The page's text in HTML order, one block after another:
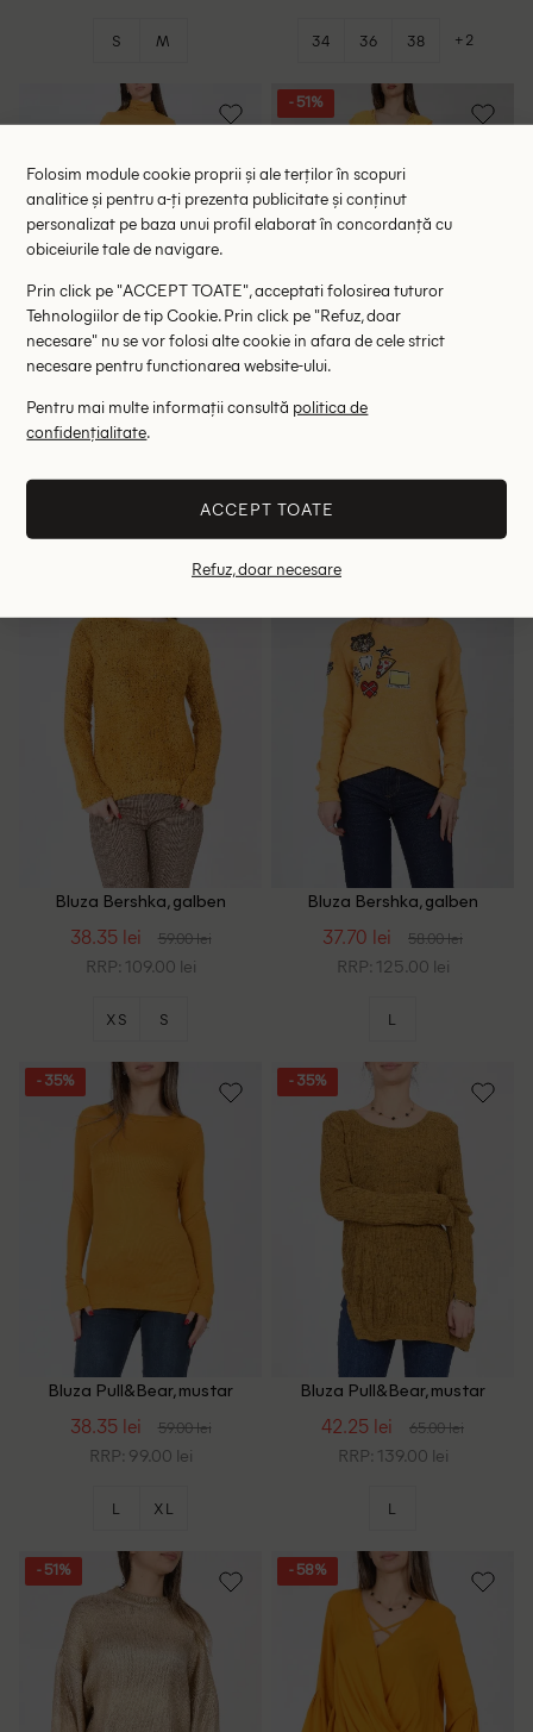
S M 34 36 38 +2
Bluza Bershka, galben mustar
48.00 lei
RRP: 99.00 lei
- 51%
Bluza River Island, galben
RRP: 209.00 lei
Bluza Bershka, galben
38.35 lei 59.00 lei
RRP: 109.00 lei
XS S
Bluza Bershka, galben
37.70 lei 58.00 lei
RRP: 125.00 lei
L
- 35%
Bluza Pull&Bear, mustar
38.35 lei 59.00 lei
RRP: 99.00 lei
L XL
- 35%
Bluza Pull&Bear, mustar
42.25 lei 65.00 lei
RRP: 139.00 lei
L
- 51% - 58%
Folosim module cookie proprii și ale terților în scopuri
analitice și pentru a-ți prezenta publicitate și conținut
personalizat pe baza unui profil elaborat în concordanță cu
obiceiurile tale de navigare.
Prin click pe "ACCEPT TOATE", acceptati folosirea tuturor
Tehnologiilor de tip Cookie. Prin click pe "Refuz, doar
necesare" nu se vor folosi alte cookie in afara de cele strict
necesare pentru functionarea website-ului.
Pentru mai multe informații consultă politica de
confidențialitate.
ACCEPT TOATE
Refuz, doar necesare